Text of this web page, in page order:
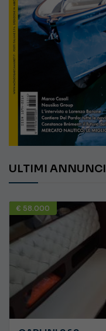
ULTIMI ANNUNCI
€ 58.000